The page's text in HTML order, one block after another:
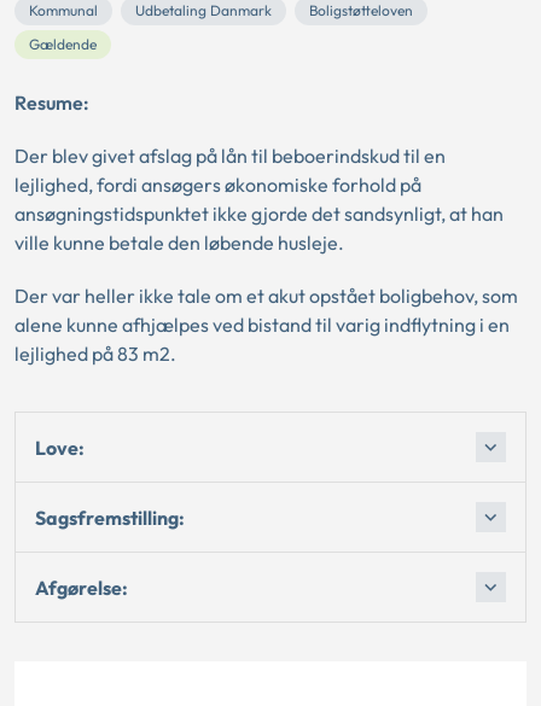
Kommunal
Udbetaling Danmark
Boligstøtteloven
Gældende
Resume:
Der blev givet afslag på lån til beboerindskud til en
lejlighed, fordi ansøgers økonomiske forhold på
ansøgningstidspunktet ikke gjorde det sandsynligt, at han
ville kunne betale den løbende husleje.
Der var heller ikke tale om et akut opstået boligbehov, som
alene kunne afhjælpes ved bistand til varig indflytning i en
lejlighed på 83 m2.
Love:
Sagsfremstilling:
Afgørelse: